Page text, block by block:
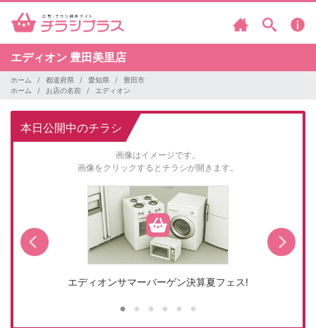
エディオン 豊田美里店
ホーム 都道府県 愛知県
豊田市
ホーム
お店の名前 エディオン
本日公開中のチラシ
画像はイメージです。
画像をクリックするとチラシが開きます。
エディオンサマーバーゲン決算夏フェス!